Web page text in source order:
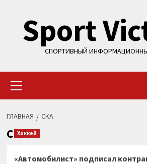
содержимому
Sport
СПОРТИВНЫЙ
меню
ГЛАВНАЯ СКА
СКА
Хоккей
«Автомобилист» подписал